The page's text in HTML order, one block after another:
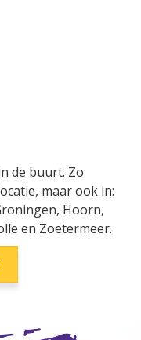
de buurt. Zo
maar ook in:
Hoorn,
en Zoetermeer.